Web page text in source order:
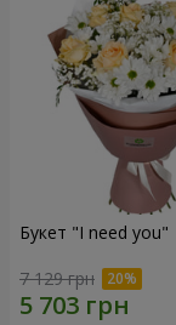
Букет "I need you"
7 129 грн